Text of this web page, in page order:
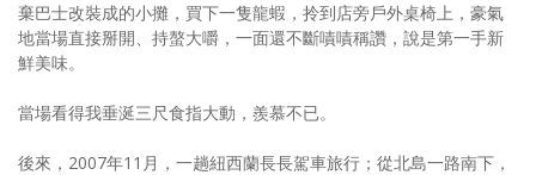
合作與代言
棄巴士改裝成的小攤，買下一隻龍蝦，拎到店旁戶外桌椅上，豪氣
地當場直接掰開、持螯大嚼，一面還不斷嘖嘖稱讚，說是第一手新
鮮美味。
當場看得我垂涎三尺食指大動，羨慕不已。
後來，2007年11月，一趟紐西蘭長長駕車旅行；從北島一路南下，